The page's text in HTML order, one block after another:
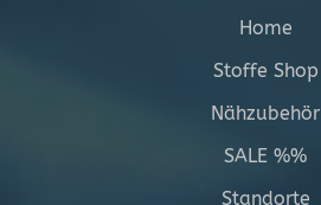
Home
Stoffe Shop
Nähzubehör
SALE %%
Standorte